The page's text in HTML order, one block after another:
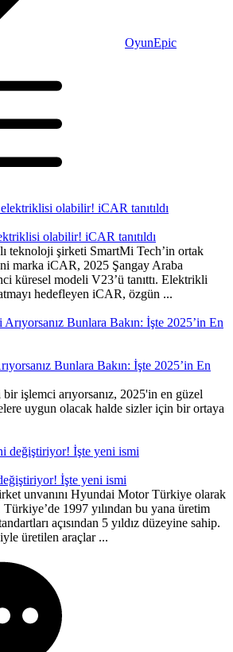
OyunEpic
olabilir! iCAR tanıtıldı
teknoloji şirketi SmartMi Tech’in ortak
marka iCAR, 2025 Şangay Araba
küresel modeli V23’ü tanıttı. Elektrikli
hedefleyen iCAR, özgün ...
Bunlara Bakın: İşte 2025’in En
işlemci arıyorsanız, 2025'in en güzel
uygun olacak halde sizler için bir ortaya
İşte yeni ismi
unvanını Hyundai Motor Türkiye olarak
Türkiye’de 1997 yılından bu yana üretim
açısından 5 yıldız düzeyine sahip.
üretilen araçlar ...